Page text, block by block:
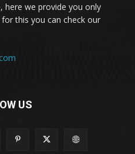
here we provide you only
this you can check our
US